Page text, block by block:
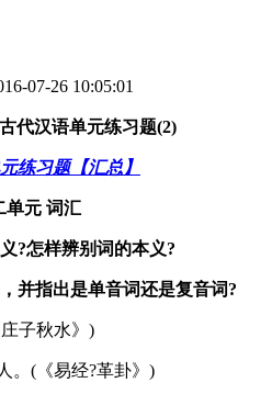
07-26 10:05:01
代汉语单元练习题(2)
练习题【汇总】
单元 词汇
?怎样辨别词的本义?
并指出是单音词还是复音词?
子秋水》)
。(《易经?革卦》)